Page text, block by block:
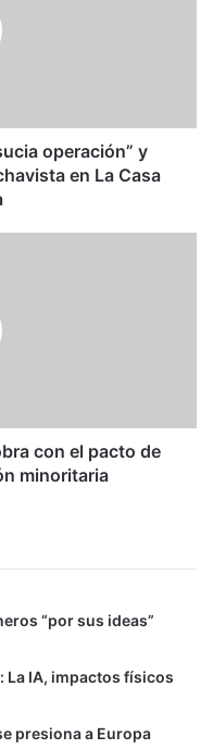
operación” y
en La Casa
con el pacto de
minoritaria
“por sus ideas”
La IA, impactos físicos
presiona a Europa